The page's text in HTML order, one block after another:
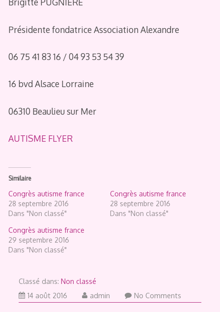
Présidente fondatrice Association Alexandre
06 75 41 83 16 / 04 93 53 54 39
16 bvd Alsace Lorraine
06310 Beaulieu sur Mer
AUTISME FLYER
Similaire
Congrès autisme france
28 septembre 2016
Dans "Non classé"
Congrès autisme france
28 septembre 2016
Dans "Non classé"
Congrès autisme france
29 septembre 2016
Dans "Non classé"
Classé dans: Non classé
14 août 2016
admin No Comments